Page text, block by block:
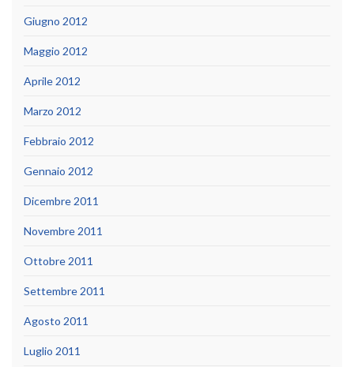
Giugno 2012
Maggio 2012
Aprile 2012
Marzo 2012
Febbraio 2012
Gennaio 2012
Dicembre 2011
Novembre 2011
Ottobre 2011
Settembre 2011
Agosto 2011
Luglio 2011